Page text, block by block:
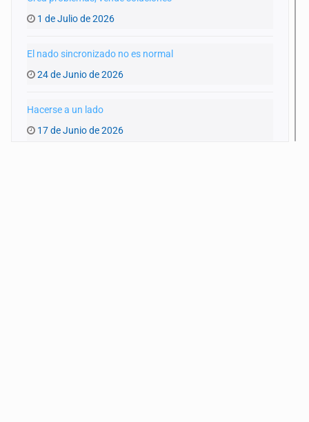
1 de Julio de 2026
El nado sincronizado no es normal
24 de Junio de 2026
Hacerse a un lado
17 de Junio de 2026